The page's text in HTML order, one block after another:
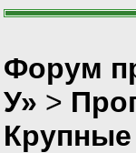
Форум
У» >
Крупные